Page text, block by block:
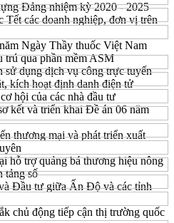
Đảng nhiệm kỳ 2020 - 2025
Tết các doanh nghiệp, đơn vị trên
Ngày Thầy thuốc Việt Nam
trú qua phần mềm ASM
sử dụng dịch vụ công trực tuyến
kích hoạt định danh điện tử
hội của các nhà đầu tư
kết và triển khai Đề án 06 năm
thương mại và phát triển xuất
hỗ trợ quảng bá thương hiệu nông
tảng số
Đầu tư giữa Ấn Độ và các tỉnh
chủ động tiếp cận thị trường quốc